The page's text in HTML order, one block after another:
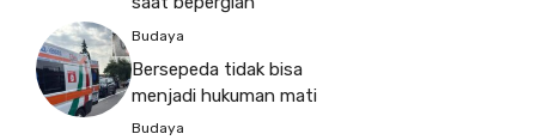
Budaya
Bersepeda tidak bisa
menjadi hukuman mati
Budaya